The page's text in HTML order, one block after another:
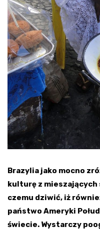
Brazylia jako mocno
kulturę z mieszających
czemu dziwić, iż
państwo Ameryki
świecie. Wystarczy